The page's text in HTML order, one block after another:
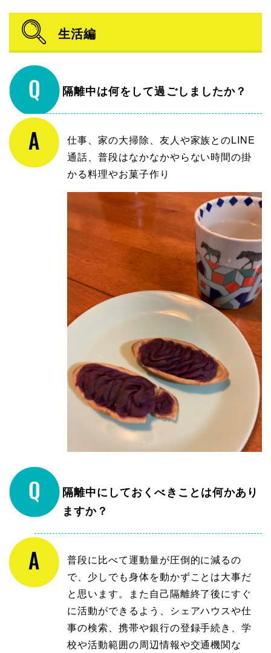
生活編
隔離中は何をして過ごしましたか？
仕事、家の大掃除、友人や家族とのLINE
通話、普段はなかなかやらない時間の掛
かる料理やお菓子作り
隔離中にしておくべきことは何かあり
ますか？
普段に比べて運動量が圧倒的に減るの
で、少しでも身体を動かずことは大事だ
と思います。また自己隔離終了後にすぐ
に活動ができるよう、シェアハウスや仕
事の検索、携帯や銀行の登録手続き、学
校や活動範囲の周辺情報や交通機関な